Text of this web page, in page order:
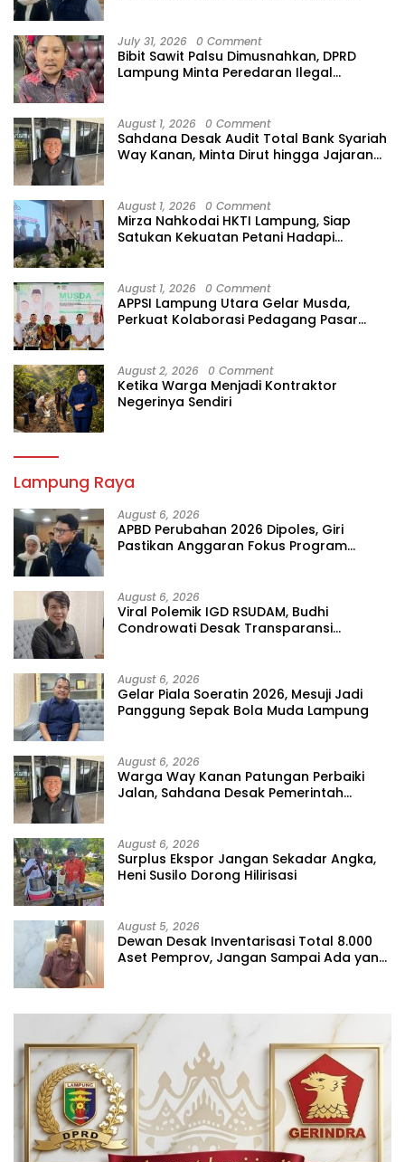
July 31, 2026 0 Comment
Bibit Sawit Palsu Dimusnahkan, DPRD
Lampung Minta Peredaran Ilegal
August 1, 2026 0 Comment
Sahdana Desak Audit Total Bank Syariah
Way Kanan, Minta Dirut hingga Jajaran
August 1, 2026 0 Comment
Mirza Nahkodai HKTI Lampung, Siap
Satukan Kekuatan Petani Hadapi
August 1, 2026 0 Comment
APPSI Lampung Utara Gelar Musda,
Perkuat Kolaborasi Pedagang Pasar
August 2, 2026 0 Comment
Ketika Warga Menjadi Kontraktor
Negerinya Sendiri
Lampung Raya
August 6, 2026
APBD Perubahan 2026 Dipoles, Giri
Pastikan Anggaran Fokus Program
August 6, 2026
Viral Polemik IGD RSUDAM, Budhi
Condrowati Desak Transparansi
August 6, 2026
Gelar Piala Soeratin 2026, Mesuji Jadi
Panggung Sepak Bola Muda Lampung
August 6, 2026
Warga Way Kanan Patungan Perbaiki
Jalan, Sahdana Desak Pemerintah
August 6, 2026
Surplus Ekspor Jangan Sekadar Angka,
Heni Susilo Dorong Hilirisasi
August 5, 2026
Dewan Desak Inventarisasi Total 8.000
Aset Pemprov, Jangan Sampai Ada yang